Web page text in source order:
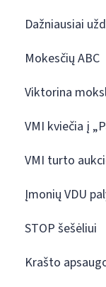
Dažniausiai
Mokesčių ABC
Viktorina
VMI kviečia į
VMI turto
Įmonių VDU
STOP šešėliui
Krašto